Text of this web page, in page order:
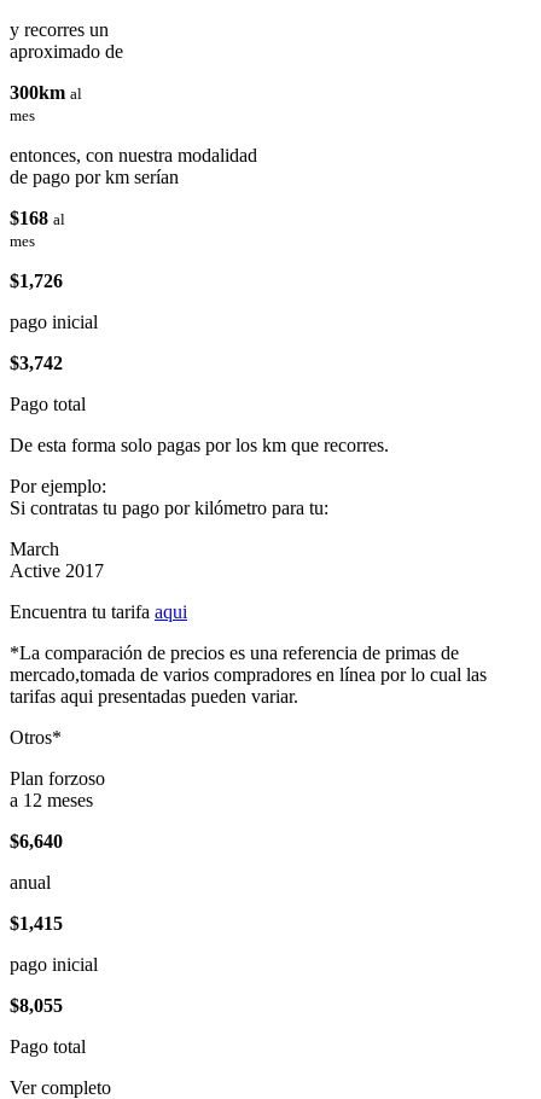
y recorres un
aproximado de
300km al
mes
entonces, con nuestra modalidad
de pago por km serían
$168 al
mes
$1,726
pago inicial
$3,742
Pago total
De esta forma solo pagas por los km que recorres.
Por ejemplo:
Si contratas tu pago por kilómetro para tu:
March
Active 2017
Encuentra tu tarifa aqui
*La comparación de precios es una referencia de primas de
mercado,tomada de varios compradores en línea por lo cual las
tarifas aqui presentadas pueden variar.
Otros*
Plan forzoso
a 12 meses
$6,640
anual
$1,415
pago inicial
$8,055
Pago total
Ver completo